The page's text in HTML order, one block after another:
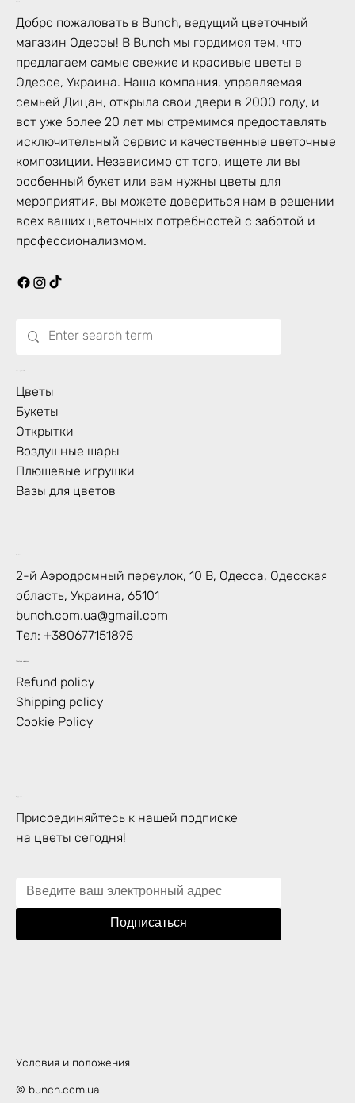
bunch
Добро пожаловать в Bunch, ведущий цветочный
магазин Одессы! В Bunch мы гордимся тем, что
предлагаем самые свежие и красивые цветы в
Одессе, Украина. Наша компания, управляемая
семьей Дицан, открыла свои двери в 2000 году, и
вот уже более 20 лет мы стремимся предоставлять
исключительный сервис и качественные цветочные
композиции. Независимо от того, ищете ли вы
особенный букет или вам нужны цветы для
мероприятия, вы можете довериться нам в решении
всех ваших цветочных потребностей с заботой и
профессионализмом.
Что цветет?
Цветы
Букеты
Открытки
Воздушные шары
Плюшевые игрушки
Вазы для цветов
Контакт
2-й Аэродромный переулок, 10 В, Одесса, Одесская
область, Украина, 65101
bunch.com.ua@gmail.com
Тел: +380677151895
Политика магазина
Refund policy
Shipping policy
Cookie Policy
Подписка
Присоединяйтесь к нашей подписке
на цветы сегодня!
Подписаться
Условия и положения
© bunch.com.ua